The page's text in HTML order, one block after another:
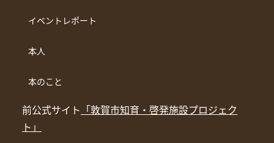
イベントレポート
本人
本のこと
前公式サイト 「敦賀市知育・啓発施設プロジェク
ト」